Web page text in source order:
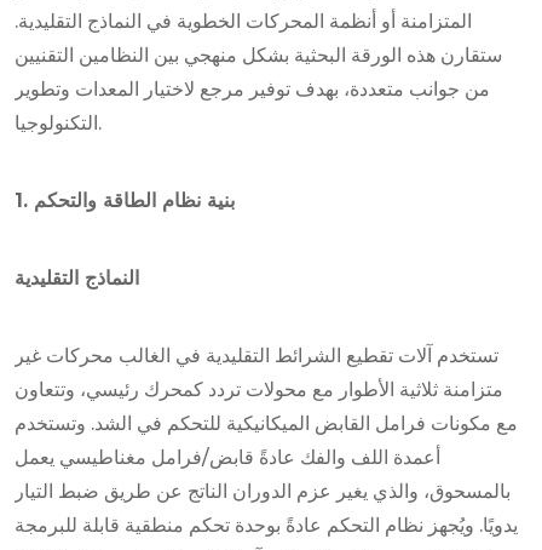
المتزامنة أو أنظمة المحركات الخطوية في النماذج التقليدية.
ستقارن هذه الورقة البحثية بشكل منهجي بين النظامين التقنيين
من جوانب متعددة، بهدف توفير مرجع لاختيار المعدات وتطوير
التكنولوجيا.
1. بنية نظام الطاقة والتحكم
النماذج التقليدية
تستخدم آلات تقطيع الشرائط التقليدية في الغالب محركات غير
متزامنة ثلاثية الأطوار مع محولات تردد كمحرك رئيسي، وتتعاون
مع مكونات فرامل القابض الميكانيكية للتحكم في الشد. وتستخدم
أعمدة اللف والفك عادةً قابض/فرامل مغناطيسي يعمل
بالمسحوق، والذي يغير عزم الدوران الناتج عن طريق ضبط التيار
يدويًا. ويُجهز نظام التحكم عادةً بوحدة تحكم منطقية قابلة للبرمجة